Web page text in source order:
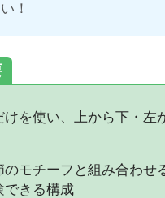
！
けを使い、上から下・
のモチーフと組み合わ
できる構成